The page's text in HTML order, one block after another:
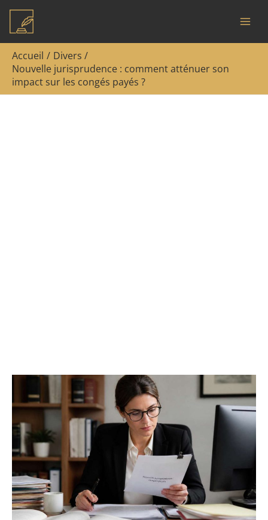
Aller
contenu
Accueil
Divers
Nouvelle jurisprudence : comment atténuer son
impact sur les congés payés ?
Rechercher